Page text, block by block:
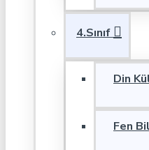
4.Sınıf
Din
Fen